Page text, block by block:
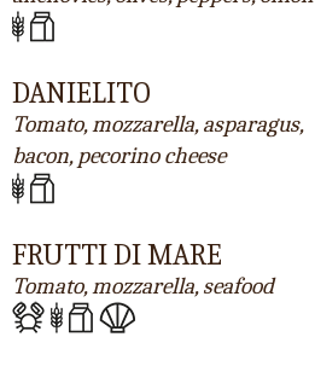
DANIELITO
Tomato, mozzarella, asparagus,
bacon, pecorino cheese
FRUTTI DI MARE
Tomato, mozzarella, seafood